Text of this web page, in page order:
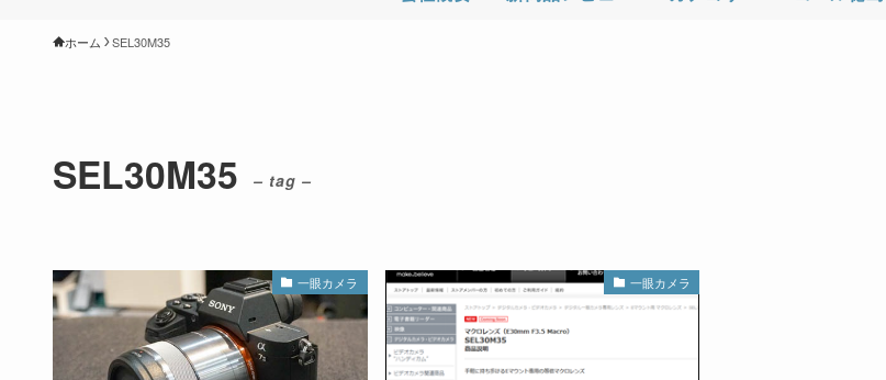
ホーム SEL30M35
SEL30M35 – tag –
一眼カメラ 一眼カメラ